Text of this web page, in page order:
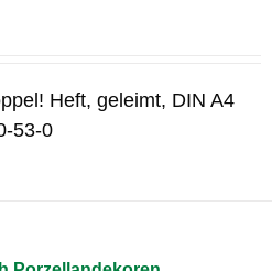
Heft, geleimt, DIN A4
53-0